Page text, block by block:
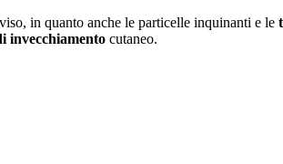
in quanto anche le particelle inquinanti e le
invecchiamento cutaneo.